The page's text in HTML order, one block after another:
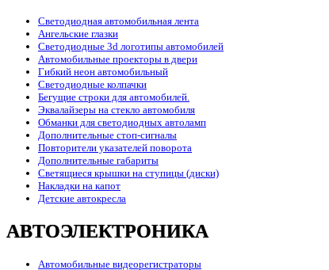
Светодиодная автомобильная лента
Ангельские глазки
Светодиодные 3d логотипы автомобилей
Автомобильные проекторы в двери
Гибкий неон автомобильный
Светодиодные колпачки
Бегущие строки для автомобилей.
Эквалайзеры на стекло автомобиля
Обманки для светодиодных автоламп
Дополнительные стоп-сигналы
Повторители указателей поворота
Дополнительные габариты
Светящиеся крышки на ступицы (диски)
Накладки на капот
Детские автокресла
АВТОЭЛЕКТРОНИКА
Автомобильные видеорегистраторы